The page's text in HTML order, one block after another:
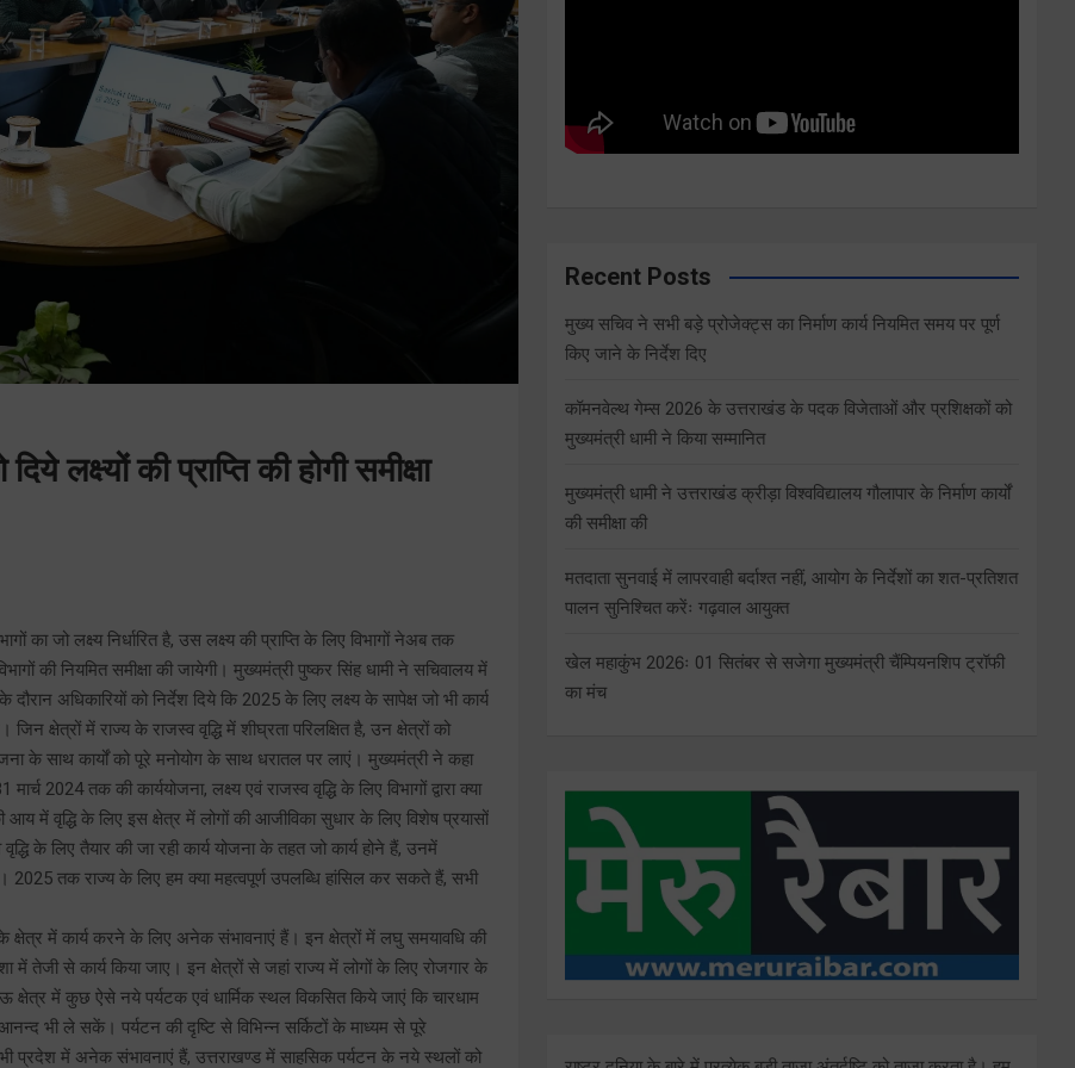
लक्ष्यों की प्राप्ति की होगी समीक्षा
जो लक्ष्य निर्धारित है, उस लक्ष्य की प्राप्ति के लिए विभागों नेअब तक
की नियमित समीक्षा की जायेगी। मुख्यमंत्री पुष्कर सिंह धामी ने सचिवालय में
अधिकारियों को निर्देश दिये कि 2025 के लिए लक्ष्य के सापेक्ष जो भी कार्य
क्षेत्रों में राज्य के राजस्व वृद्धि में शीघ्रता परिलक्षित है, उन क्षेत्रों को
के साथ कार्यों को पूरे मनोयोग के साथ धरातल पर लाएं। मुख्यमंत्री ने कहा
2024 तक की कार्ययोजना, लक्ष्य एवं राजस्व वृद्धि के लिए विभागों द्वारा क्या
में वृद्धि के लिए इस क्षेत्र में लोगों की आजीविका सुधार के लिए विशेष प्रयासों
के लिए तैयार की जा रही कार्य योजना के तहत जो कार्य होने हैं, उनमें
तक राज्य के लिए हम क्या महत्वपूर्ण उपलब्धि हांसिल कर सकते हैं, सभी
क्षेत्र में कार्य करने के लिए अनेक संभावनाएं हैं। इन क्षेत्रों में लघु समयावधि की
तेजी से कार्य किया जाए। इन क्षेत्रों से जहां राज्य में लोगों के लिए रोजगार के
क्षेत्र में कुछ ऐसे नये पर्यटक एवं धार्मिक स्थल विकसित किये जाएं कि चारधाम
भी ले सकें। पर्यटन की दृष्टि से विभिन्न सर्किटों के माध्यम से पूरे
प्रदेश में अनेक संभावनाएं हैं, उत्तराखण्ड में साहसिक पर्यटन के नये स्थलों को
Recent Posts
मुख्य सचिव ने सभी बड़े प्रोजेक्ट्स का निर्माण कार्य नियमित समय पर पूर्ण
किए जाने के निर्देश दिए
कॉमनवेल्थ गेम्स 2026 के उत्तराखंड के पदक विजेताओं और प्रशिक्षकों को
मुख्यमंत्री धामी ने किया सम्मानित
मुख्यमंत्री धामी ने उत्तराखंड क्रीड़ा विश्वविद्यालय गौलापार के निर्माण कार्यों
की समीक्षा की
मतदाता सुनवाई में लापरवाही बर्दाश्त नहीं, आयोग के निर्देशों का शत-प्रतिशत
पालन सुनिश्चित करेंः गढ़वाल आयुक्त
खेल महाकुंभ 2026ः 01 सितंबर से सजेगा मुख्यमंत्री चैंम्पियनशिप ट्रॉफी
का मंच